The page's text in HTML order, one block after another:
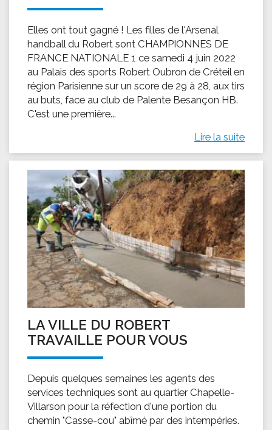
Elles ont tout gagné ! Les filles de l'Arsenal
handball du Robert sont CHAMPIONNES DE
FRANCE NATIONALE 1 ce samedi 4 juin 2022
au Palais des sports Robert Oubron de Créteil en
région Parisienne sur un score de 29 à 28, aux tirs
au buts, face au club de Palente Besançon HB.
C'est une première...
Lire la suite
LA VILLE DU ROBERT
TRAVAILLE POUR VOUS
Depuis quelques semaines les agents des
services techniques sont au quartier Chapelle-
Villarson pour la réfection d'une portion du
chemin "Casse-cou" abîmé par des intempéries.